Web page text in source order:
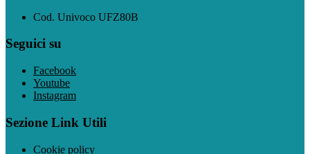
Cod. Univoco UFZ80B
Seguici su
Facebook
Youtube
Instagram
Sezione Link Utili
Cookie policy